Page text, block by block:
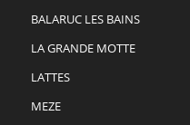
BALARUC LES BAINS
LA GRANDE MOTTE
LATTES
MEZE